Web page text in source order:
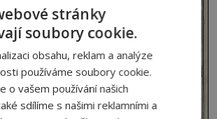
stránky
soubory cookie.
obsahu, reklam a analýze
používáme soubory cookie.
o vašem používání našich
sdílíme s našimi reklamními a